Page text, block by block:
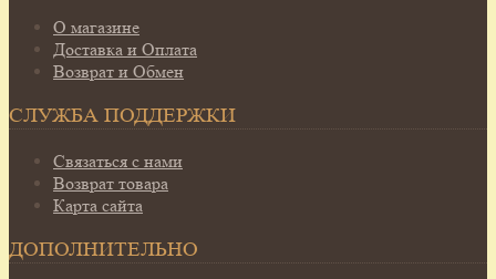
О магазине
Доставка и Оплата
Возврат и Обмен
СЛУЖБА ПОДДЕРЖКИ
Связаться с нами
Возврат товара
Карта сайта
ДОПОЛНИТЕЛЬНО